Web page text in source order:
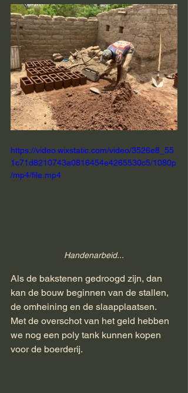
https://video.wixstatic.com/video/3526e8_55
1c71d8210743a0816454e4265530c5/1080p
/mp4/file.mp4
Handenarbeid...
Als de bakstenen gedroogd zijn, dan
kan de bouw beginnen van de stallen,
de omheining en de slaapplaatsen.
Met de overschot van het geld hebben
we nog een poly tank kunnen kopen
voor de boerderij.